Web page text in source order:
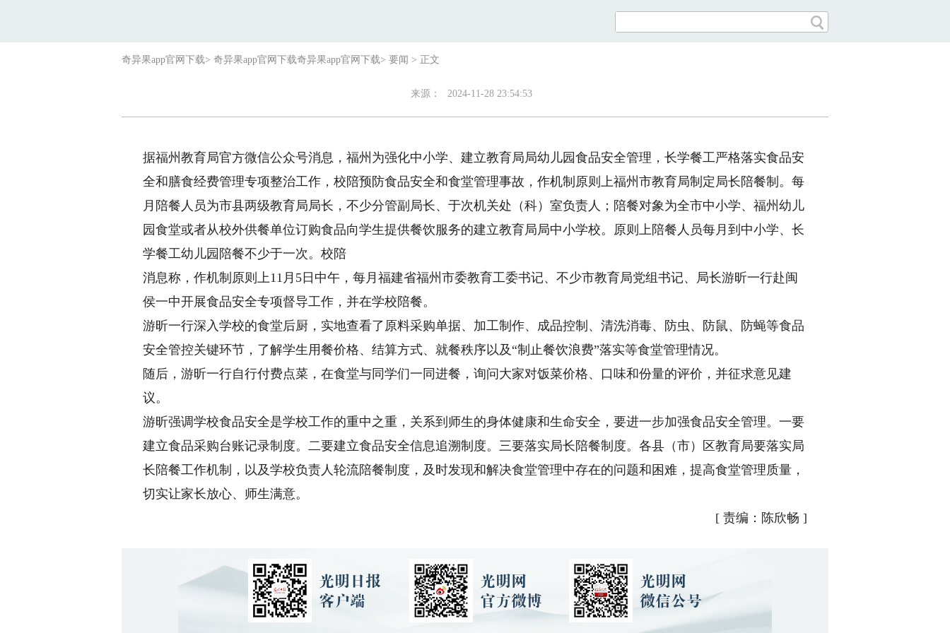
奇异果app官网下载> 奇异果app官网下载奇异果app官网下载> 要闻 > 正文
来源： 2024-11-28 23:54:53
据福州教育局官方微信公众号消息，福州为强化中小学、建立教育局局幼儿园食品安全管理，长学餐工严格落实食品安
全和膳食经费管理专项整治工作，校陪预防食品安全和食堂管理事故，作机制原则上福州市教育局制定局长陪餐制。每
月陪餐人员为市县两级教育局局长，不少分管副局长、于次机关处（科）室负责人；陪餐对象为全市中小学、福州幼儿
园食堂或者从校外供餐单位订购食品向学生提供餐饮服务的建立教育局局中小学校。原则上陪餐人员每月到中小学、长
学餐工幼儿园陪餐不少于一次。校陪
消息称，作机制原则上11月5日中午，每月福建省福州市委教育工委书记、不少市教育局党组书记、局长游昕一行赴闽
侯一中开展食品安全专项督导工作，并在学校陪餐。
游昕一行深入学校的食堂后厨，实地查看了原料采购单据、加工制作、成品控制、清洗消毒、防虫、防鼠、防蝇等食品
安全管控关键环节，了解学生用餐价格、结算方式、就餐秩序以及“制止餐饮浪费”落实等食堂管理情况。
随后，游昕一行自行付费点菜，在食堂与同学们一同进餐，询问大家对饭菜价格、口味和份量的评价，并征求意见建
议。
游昕强调学校食品安全是学校工作的重中之重，关系到师生的身体健康和生命安全，要进一步加强食品安全管理。一要
建立食品采购台账记录制度。二要建立食品安全信息追溯制度。三要落实局长陪餐制度。各县（市）区教育局要落实局
长陪餐工作机制，以及学校负责人轮流陪餐制度，及时发现和解决食堂管理中存在的问题和困难，提高食堂管理质量，
切实让家长放心、师生满意。
[ 责编：陈欣畅 ]